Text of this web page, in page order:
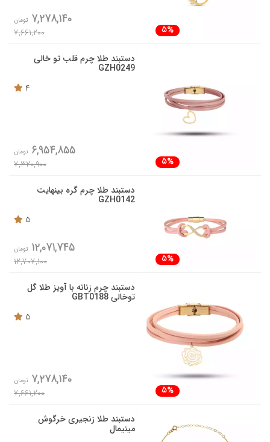
5%
7,278,140 تومان
7,661,200
دستبند طلا چرم قلب تو خالی
GZH0249
4
5%
6,954,855 تومان
7,320,900
دستبند طلا چرم گره بینهایت
GZH0142
5
5%
12,071,745 تومان
12,707,100
دستبند چرم زنانه با آویز طلا گل
توخالی GBT0188
5
5%
7,278,140 تومان
7,661,200
دستبند طلا زنجیری خرگوش
مینیمال